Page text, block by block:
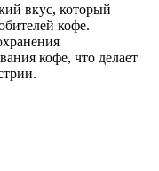
вкус, который
кофе.
кофе, что делает